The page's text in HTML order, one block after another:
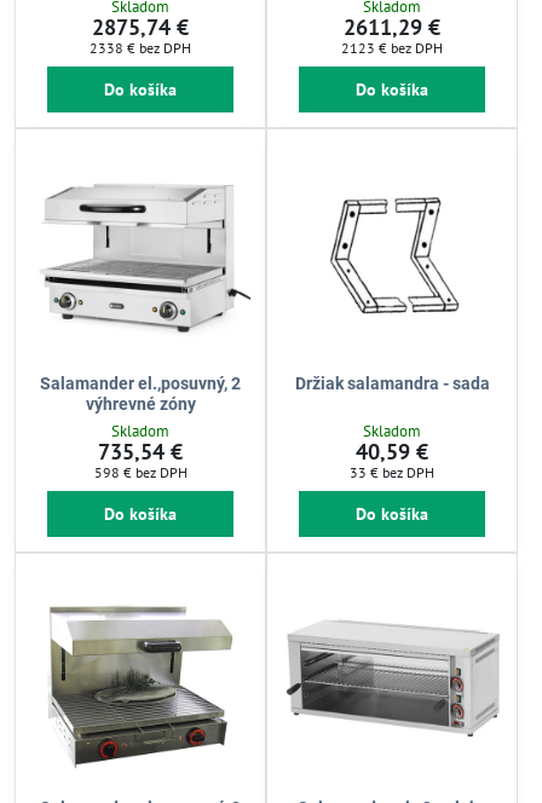
Skladom
2875,74 €
2338 € bez DPH
Do košíka
Skladom
2611,29 €
2123 € bez DPH
Do košíka
Salamander el.,posuvný, 2
výhrevné zóny
Skladom
735,54 €
598 € bez DPH
Do košíka
Držiak salamandra - sada
Skladom
40,59 €
33 € bez DPH
Do košíka